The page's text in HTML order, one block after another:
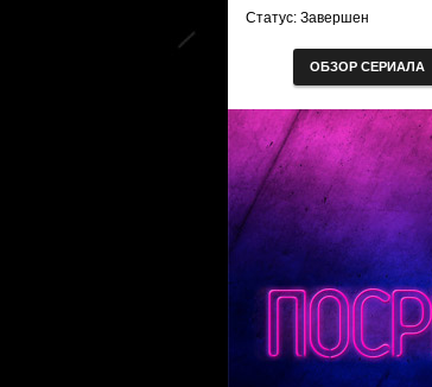
Статус: Завершен
ОБЗОР СЕРИАЛА